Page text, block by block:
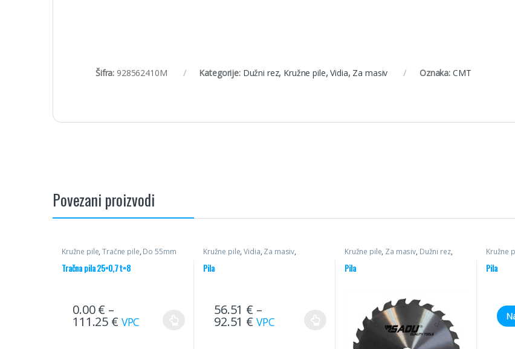
Šifra: 928562410M Kategorije: Dužni rez, Kružne pile,Vidia, Za masiv Oznaka: CMT
Povezani proizvodi
Kružne pile,Tračne pile, Do 55mm
Tračna pila 25×0,7 t=8
0.00€ –
111.25 € VPC
Kružne pile,Vidia, Za masiv,
Poprečni rez Pile
Pila
56.51 € –
92.51 € VPC
Kružne pile, Za masiv, Dužni rez,
Poprečni rez
Pila
Kružne
višelisni
Pila